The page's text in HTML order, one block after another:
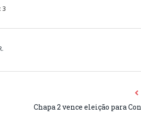
3
Chapa 2 vence eleição para